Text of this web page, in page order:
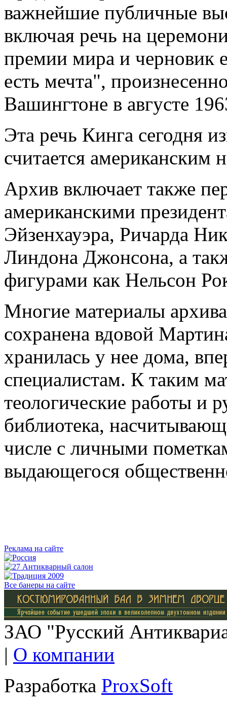
важнейшие публичные
включая речь на
премии мира и черновик
есть мечта",
Вашингтоне в августе
Эта речь Кинга сегодня
считается американским
Архив включает также
американскими
Эйзенхауэра, Ричарда
Линдона Джонсона, а
фигурами как Нельсон
Многие материалы
сохранена вдовой
хранилась у нее дома,
специалистам. К таким
теологические работы и
библиотека,
числе с личными
выдающегося
Реклама на сайте
Все банеры на сайте
ЗАО "Русский
| О компании
Разработка ProxSoft